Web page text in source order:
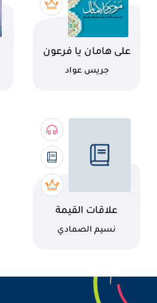
اسم الكتاب
على هامان يا فرعون
كاتب
جريس عواد
اسم الكتاب
علاقات القيمة
المضافة وأخلاق
كاتب
نسيم الصمادي